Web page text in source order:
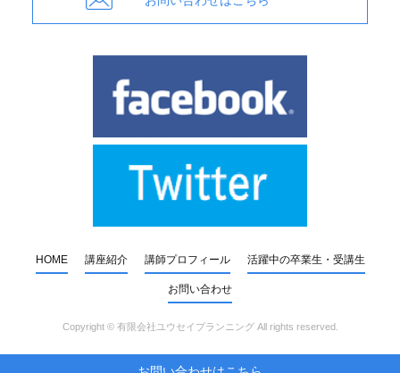
HOME 講座紹介 講師プロフィール 活躍中の卒業生・受講生
お問い合わせ
Copyright © 有限会社ユウセイプランニングAll rights reserved.